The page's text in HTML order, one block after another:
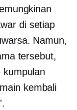
di setiap
Namun,
tersebut,
kembali